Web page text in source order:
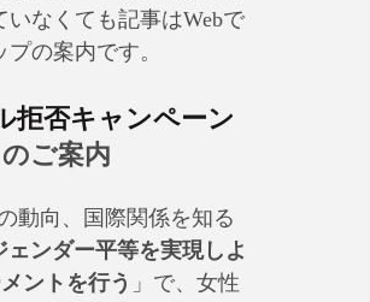
なくても記事はWebで
の案内です。
拒否キャンペーン
ご案内
動向、国際関係を知る
ェンダー平等を実現しよ
ントを行う 」で、女性